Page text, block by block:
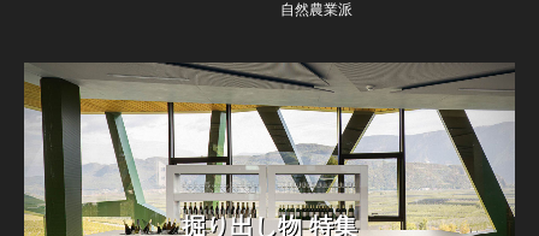
自然農業派
掘り出し物 特集